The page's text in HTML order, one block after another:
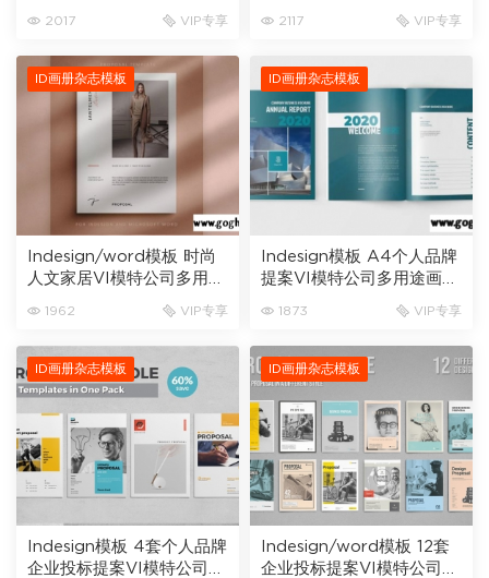
2017 VIP专享 2117 VIP专享
Indesign/word模板 时尚
人文家居VI模特公司多用途
ID画册杂志模板
1962 VIP专享
Indesign模板 A4个人品牌
提案VI模特公司多用途画册
ID画册杂志模板
1873 VIP专享
Indesign模板 4套个人品牌
企业投标提案VI模特公司多
ID画册杂志模板
Indesign/word模板 12套
企业投标提案VI模特公司多
ID画册杂志模板